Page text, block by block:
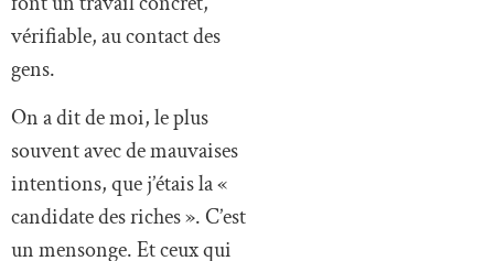
vérifiable, au contact des
gens.
On a dit de moi, le plus
souvent avec de mauvaises
intentions, que j’étais la «
candidate des riches ». C’est
un mensonge. Et ceux qui